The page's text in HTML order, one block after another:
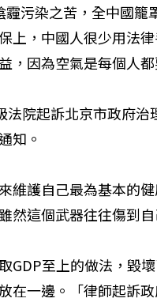
污染之苦，全中國籠
上，中國人很少用法
因為空氣是每個人都
院起訴北京市政府
知。
維護自己最為基本的
這個武器往往傷到自
GDP至上的做法，毀
在一邊。「律師起訴